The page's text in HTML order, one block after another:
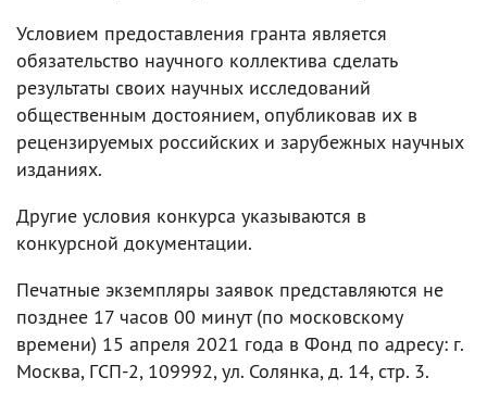
Условием предоставления гранта является
обязательство научного коллектива сделать
результаты своих научных исследований
общественным достоянием, опубликовав их в
рецензируемых российских и зарубежных научных
изданиях.
Другие условия конкурса указываются в
конкурсной документации.
Печатные экземпляры заявок представляются не
позднее 17 часов 00 минут (по московскому
времени) 15 апреля 2021 года в Фонд по адресу: г.
Москва, ГСП-2, 109992, ул. Солянка, д. 14, стр. 3.